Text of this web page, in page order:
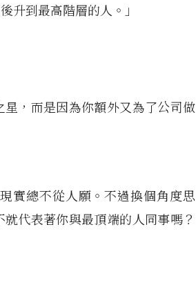
到最高階層的人。」
星，而是因為你額外又為了公司做
實總不從人願。不過換個角度思
代表著你與最頂端的人同事嗎？